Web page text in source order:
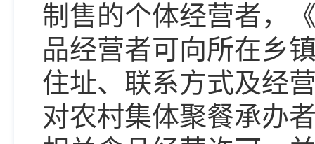
制售的个体经营者，
品经营者可向所在乡
住址、联系方式及经
对农村集体聚餐承办